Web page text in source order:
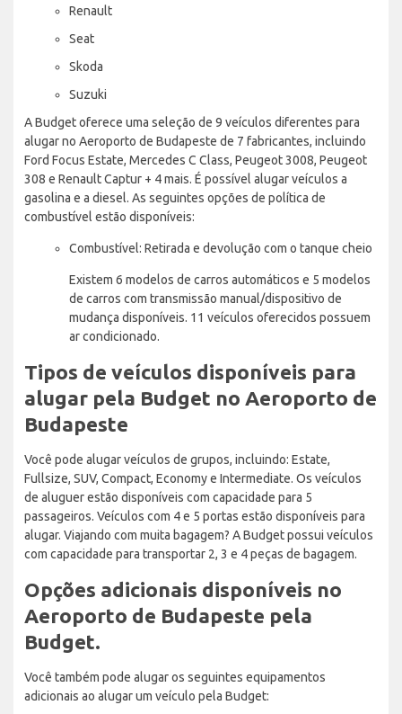
Renault
Seat
Skoda
Suzuki
A Budget oferece uma seleção de 9 veículos diferentes para
alugar no Aeroporto de Budapeste de 7 fabricantes, incluindo
Ford Focus Estate, Mercedes C Class, Peugeot 3008, Peugeot
308 e Renault Captur + 4 mais. É possível alugar veículos a
gasolina e a diesel. As seguintes opções de política de
combustível estão disponíveis:
Combustível: Retirada e devolução com o tanque cheio
Existem 6 modelos de carros automáticos e 5 modelos
de carros com transmissão manual/dispositivo de
mudança disponíveis. 11 veículos oferecidos possuem
ar condicionado.
Tipos de veículos disponíveis para
alugar pela Budget no Aeroporto de
Budapeste
Você pode alugar veículos de grupos, incluindo: Estate,
Fullsize, SUV, Compact, Economy e Intermediate. Os veículos
de aluguer estão disponíveis com capacidade para 5
passageiros. Veículos com 4 e 5 portas estão disponíveis para
alugar. Viajando com muita bagagem? A Budget possui veículos
com capacidade para transportar 2, 3 e 4 peças de bagagem.
Opções adicionais disponíveis no
Aeroporto de Budapeste pela
Budget.
Você também pode alugar os seguintes equipamentos
adicionais ao alugar um veículo pela Budget: